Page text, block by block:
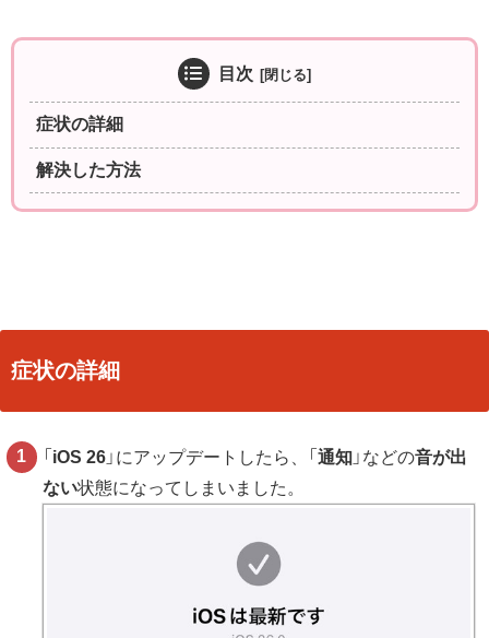
目次
症状の詳細
解決した方法
症状の詳細
「 iOS 26 」にアップデートしたら、「通知 」などの音が出
ない状態になってしまいました。